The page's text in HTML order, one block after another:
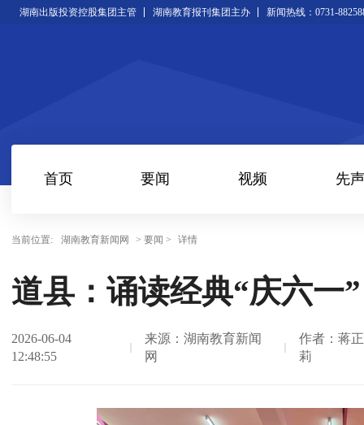
湖南出版投资控股集团主管 湖南教育报刊集团主办 新闻热线：0731-
首页 要闻 视频 先声
当前位置: 湖南教育新闻网 > 要闻 > 详情
道县：诵读经典“庆六一
2026-06-04
12:48:55
来源：湖南教育新闻
网
作者：蒋
莉